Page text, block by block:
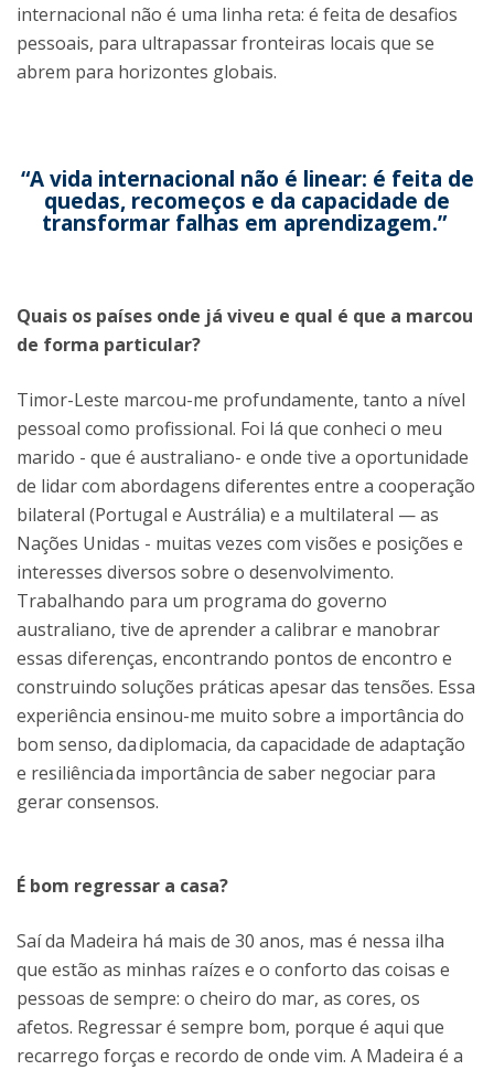
internacional não é uma linha reta: é feita de desafios
pessoais, para ultrapassar fronteiras locais que se
abrem para horizontes globais.
“A vida internacional não é linear: é feita de
quedas, recomeços e da capacidade de
transformar falhas em aprendizagem.”
Quais os países onde já viveu e qual é que a marcou
de forma particular?
Timor-Leste marcou-me profundamente, tanto a nível
pessoal como profissional. Foi lá que conheci o meu
marido - que é australiano- e onde tive a oportunidade
de lidar com abordagens diferentes entre a cooperação
bilateral (Portugal e Austrália) e a multilateral — as
Nações Unidas - muitas vezes com visões e posições e
interesses diversos sobre o desenvolvimento.
Trabalhando para um programa do governo
australiano, tive de aprender a calibrar e manobrar
essas diferenças, encontrando pontos de encontro e
construindo soluções práticas apesar das tensões. Essa
experiência ensinou-me muito sobre a importância do
bom senso, da diplomacia, da capacidade de adaptação
e resiliência da importância de saber negociar para
gerar consensos.
É bom regressar a casa?
Saí da Madeira há mais de 30 anos, mas é nessa ilha
que estão as minhas raízes e o conforto das coisas e
pessoas de sempre: o cheiro do mar, as cores, os
afetos. Regressar é sempre bom, porque é aqui que
recarrego forças e recordo de onde vim. A Madeira é a